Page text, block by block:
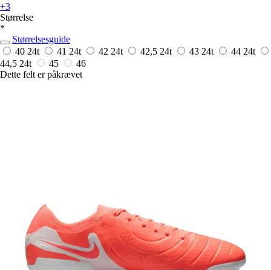
+3
Størrelse
*
Størrelsesguide
40 24t 41 24t 42 24t 42,5 24t 43 24t 44 24t
44,5 24t 45
46
Dette felt er påkrævet